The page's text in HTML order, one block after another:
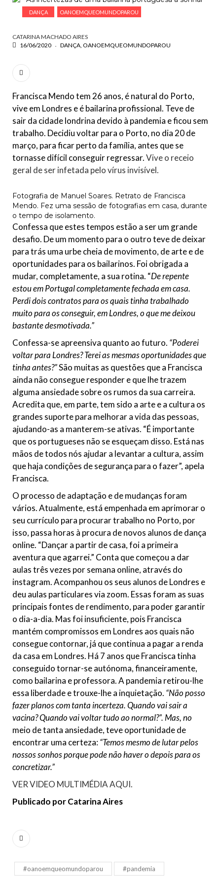
ESCREVA O QUE PROCURA E PRIMA ENTER
DANÇA OANOEMQUEOMUNDOPAROU
CATARINA MACHADO AIRES
16/06/2020
DANÇA OANOEMQUEOMUNDOPAROU
Francisca Mendo tem 26 anos, é natural do Porto,
vive em Londres e é bailarina profissional. Teve de
sair da cidade londrina devido à pandemia e ficou sem
trabalho. Decidiu voltar para o Porto, no dia 20 de
março, para ficar perto da família, antes que se
tornasse difícil conseguir regressar.Vive o receio
geral de ser infetada pelo vírus invisível.
Fotografia de Manuel Soares. Retrato de Francisca
Mendo. Fez uma sessão de fotografias em casa, durante
o tempo de isolamento.
Confessa que estes tempos estão a ser um grande
desafio. De um momento para o outro teve de deixar
para trás uma urbe cheia de movimento, de arte e de
oportunidades para os bailarinos. Foi obrigada a
mudar, completamente, a sua rotina. “De repente
estou em Portugal completamente fechada em casa.
Perdi dois contratos para os quais tinha trabalhado
muito para os conseguir, em Londres, o que me deixou
bastante desmotivada.”
Confessa-se apreensiva quanto ao futuro. “Poderei
voltar para Londres? Terei as mesmas oportunidades que
tinha antes?”São muitas as questões que a Francisca
ainda não consegue responder e que lhe trazem
alguma ansiedade sobre os rumos da sua carreira.
Acredita que, em parte, tem sido a arte e a cultura os
grandes suporte para melhorar a vida das pessoas,
ajudando-as a manterem-se ativas. “É importante
que os portugueses não se esqueçam disso. Está nas
mãos de todos nós ajudar a levantar a cultura, assim
que haja condições de segurança para o fazer”, apela
Francisca.
O processo de adaptação e de mudanças foram
vários. Atualmente, está empenhada em aprimorar o
seu currículo para procurar trabalho no Porto, por
isso, passa horas à procura de novos alunos de dança
online. “Dançar a partir de casa, foi a primeira
aventura que agarrei.” Conta que começou a dar
aulas três vezes por semana online, através do
instagram. Acompanhou os seus alunos de Londres e
deu aulas particulares via zoom. Essas foram as suas
principais fontes de rendimento, para poder garantir
o dia-a-dia. Mas foi insuficiente, pois Francisca
mantém compromissos em Londres aos quais não
consegue contornar, já que continua a pagar a renda
da casa em Londres. Há 7 anos que Francisca tinha
conseguido tornar-se autónoma, financeiramente,
como bailarina e professora. A pandemia retirou-lhe
essa liberdade e trouxe-lhe a inquietação. “Não posso
fazer planos com tanta incerteza. Quando vai sair a
vacina? Quando vai voltar tudo ao normal?”. Mas, no
meio de tanta ansiedade, teve oportunidade de
encontrar uma certeza:“Temos mesmo de lutar pelos
nossos sonhos porque pode não haver o depois para os
concretizar.”
VER VIDEO MULTIMÉDIA AQUI.
Publicado por Catarina Aires
#oanoemqueomundoparou #pandemia